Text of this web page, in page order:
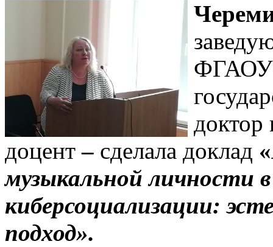
ФГАОУ
доктор
доцент– сделала доклад «
музыкальной личности
киберсоциализации:
подход».